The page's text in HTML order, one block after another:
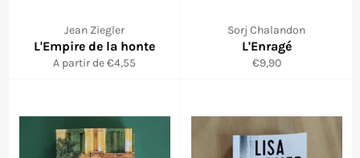
Jean Ziegler
L'Empire de la honte
A partir de €4,55
Sorj Chalandon
L'Enragé
Prix
€9,90